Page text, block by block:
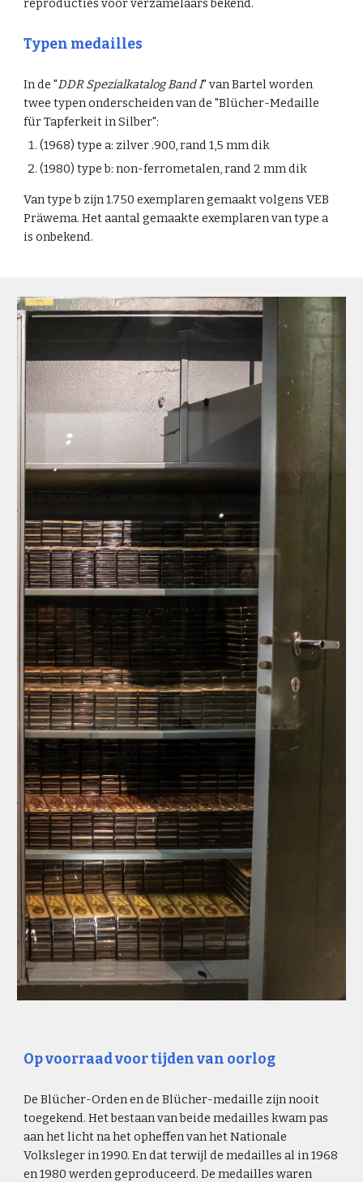
reproducties voor verzamelaars bekend.
Typen medailles
In de "DDR Spezialkatalog Band I" van Bartel worden
twee typen onderscheiden van de "Blücher-Medaille
für Tapferkeit in Silber":
(1968) type a: zilver .900, rand 1,5 mm dik
(1980) type b: non-ferrometalen, rand 2 mm dik
Van type b zijn 1.750 exemplaren gemaakt volgens VEB
Präwema. Het aantal gemaakte exemplaren van type a
is onbekend.
Op voorraad voor tijden van oorlog
De Blücher-Orden en de Blücher-medaille zijn nooit
toegekend. Het bestaan van beide medailles kwam pas
aan het licht na het opheffen van het Nationale
Volksleger in 1990. En dat terwijl de medailles al in 1968
en 1980 werden geproduceerd. De medailles waren